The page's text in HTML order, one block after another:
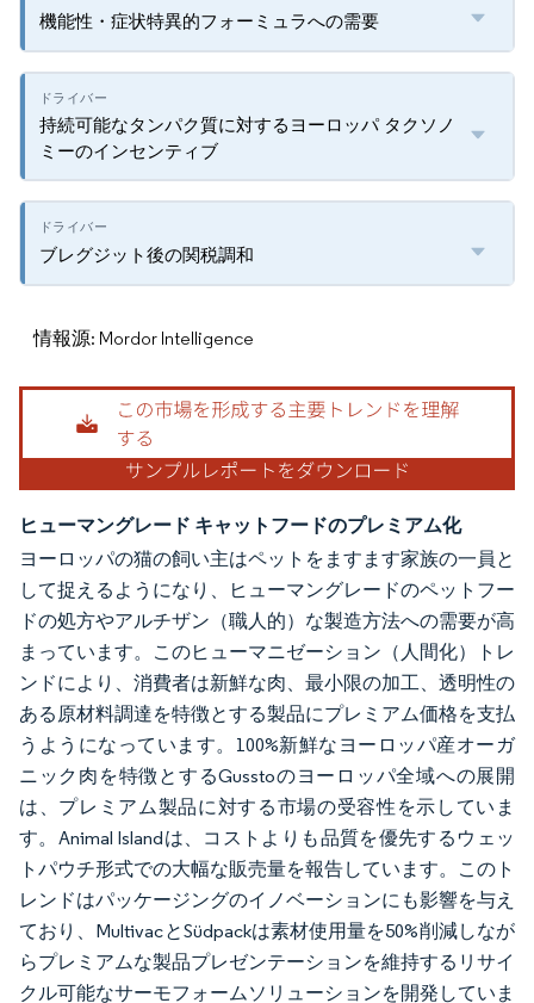
機能性・症状特異的フォーミュラへの需要
持続可能なタンパク質に対するヨーロッパ タクソノ
ミーのインセンティブ
ブレグジット後の関税調和
情報源: Mordor Intelligence
ヒューマングレード キャットフードのプレミアム化
ヨーロッパの猫の飼い主はペットをますます家族の一員と
して捉えるようになり、ヒューマングレードのペットフー
ドの処方やアルチザン（職人的）な製造方法への需要が高
まっています。このヒューマニゼーション（人間化）トレ
ンドにより、消費者は新鮮な肉、最小限の加工、透明性の
ある原材料調達を特徴とする製品にプレミアム価格を支払
うようになっています。100%新鮮なヨーロッパ産オーガ
ニック肉を特徴とするGusstoのヨーロッパ全域への展開
は、プレミアム製品に対する市場の受容性を示していま
す。Animal Islandは、コストよりも品質を優先するウェッ
トパウチ形式での大幅な販売量を報告しています。このト
レンドはパッケージングのイノベーションにも影響を与え
ており、MultivacとSüdpackは素材使用量を50%削減しなが
らプレミアムな製品プレゼンテーションを維持するリサイ
クル可能なサーモフォームソリューションを開発していま